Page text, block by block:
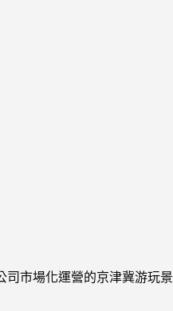
市場化運營的京津冀游玩